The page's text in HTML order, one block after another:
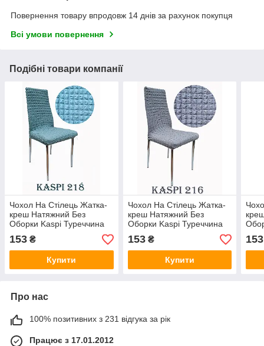
Повернення товару впродовж 14 днів за рахунок покупця
Всі умови повернення
Подібні товари компанії
Чохол На Стілець Жатка-
креш Натяжний Без
Оборки Kaspi Туреччина
колір м'ята
153 ₴
Купити
Чохол На Стілець Жатка-
креш Натяжний Без
Оборки Kaspi Туреччина
Сірого кольору
153₴
Купити
153
Про нас
100% позитивних з 231 відгука за рік
Працює з 17.01.2012